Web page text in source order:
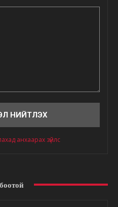
анхаарах зүйлс